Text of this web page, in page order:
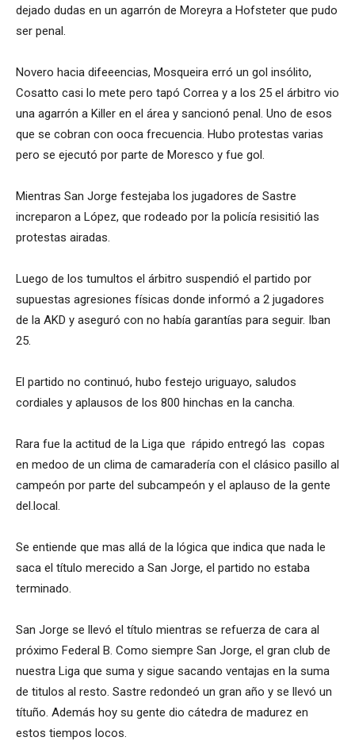
dejado dudas en un agarrón de Moreyra a Hofsteter que pudo
ser penal.
Novero hacia difeeencias, Mosqueira erró un gol insólito,
Cosatto casi lo mete pero tapó Correa y a los 25 el árbitro vio
una agarrón a Killer en el área y sancionó penal. Uno de esos
que se cobran con ooca frecuencia. Hubo protestas varias
pero se ejecutó por parte de Moresco y fue gol.
Mientras San Jorge festejaba los jugadores de Sastre
increparon a López, que rodeado por la policía resisitió las
protestas airadas.
Luego de los tumultos el árbitro suspendió el partido por
supuestas agresiones físicas donde informó a 2 jugadores
de la AKD y aseguró con no había garantías para seguir. Iban
25.
El partido no continuó, hubo festejo uriguayo, saludos
cordiales y aplausos de los 800 hinchas en la cancha.
Rara fue la actitud de la Liga que rápido entregó las copas
en medoo de un clima de camaradería con el clásico pasillo al
campeón por parte del subcampeón y el aplauso de la gente
del.local.
Se entiende que mas allá de la lógica que indica que nada le
saca el título merecido a San Jorge, el partido no estaba
terminado.
San Jorge se llevó el título mientras se refuerza de cara al
próximo Federal B. Como siempre San Jorge, el gran club de
nuestra Liga que suma y sigue sacando ventajas en la suma
de titulos al resto. Sastre redondeó un gran año y se llevó un
títuño. Además hoy su gente dio cátedra de madurez en
estos tiempos locos.